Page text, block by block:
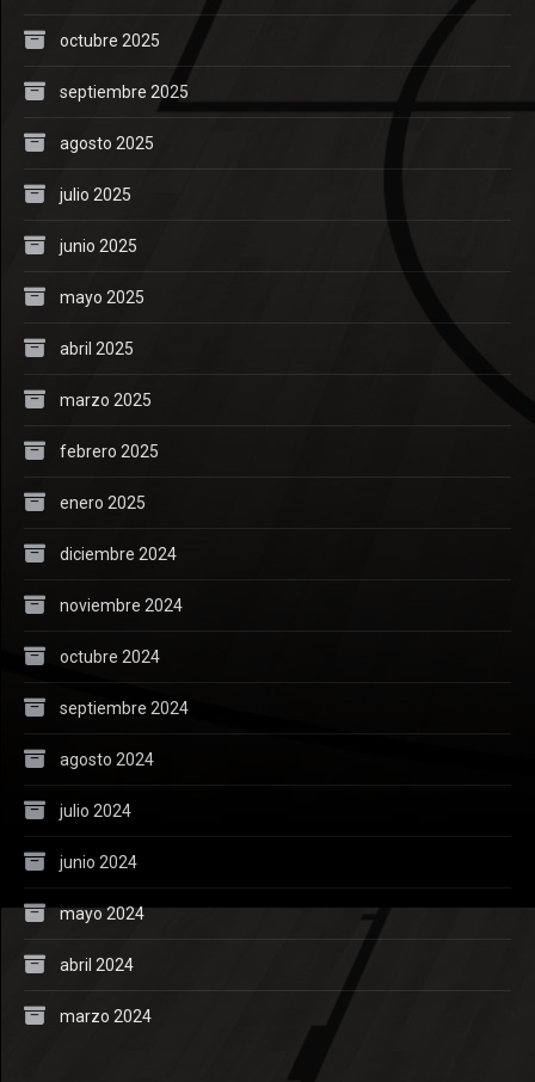
octubre 2025
septiembre 2025
agosto 2025
julio 2025
junio 2025
mayo 2025
abril 2025
marzo 2025
febrero 2025
enero 2025
diciembre 2024
noviembre 2024
octubre 2024
septiembre 2024
agosto 2024
julio 2024
junio 2024
mayo 2024
abril 2024
marzo 2024